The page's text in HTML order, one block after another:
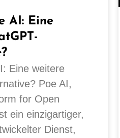
AI: Eine
Eine weitere
Poe AI,
for Open
ein einzigartiger,
Dienst,